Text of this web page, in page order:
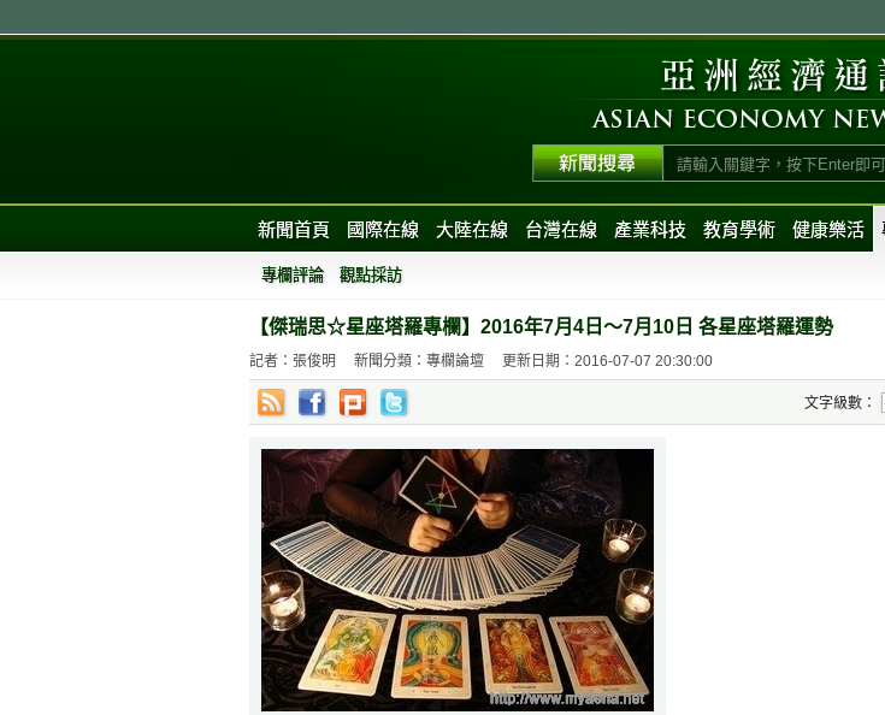
新聞首頁
國際在線 大陸在線 台灣在線 產業科技 教育學術 健康樂活
專欄評論 觀點採訪
【傑瑞思☆星座塔羅專欄】2016年7月4日～7月10日 各星座塔羅運勢
記者：張俊明 新聞分類：專欄論壇 更新日期：2016-07-07 20:30:00
文字級數：